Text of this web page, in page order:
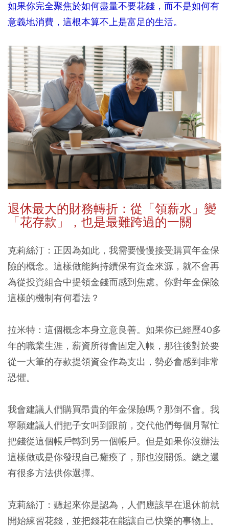
如果你完全聚焦於如何盡量不要花錢，而不是如何有
意義地消費，這根本算不上是富足的生活。
退休最大的財務轉折：從「領薪水」變
「花存款」，也是最難跨過的一關
克莉絲汀：正因為如此，我需要慢慢接受購買年金保
險的概念。這樣做能夠持續保有資金來源，就不會再
為從投資組合中提領金錢而感到焦慮。你對年金保險
這樣的機制有何看法？
拉米特：這個概念本身立意良善。 如果你已經歷40多
年的職業生涯，薪資所得會固定入帳，那往後對於要
從一大筆的存款提領資金作為支出，勢必會感到非常
恐懼。
我會建議人們購買昂貴的年金保險嗎？那倒不會。我
寧願建議人們把子女叫到跟前，交代他們每個月幫忙
把錢從這個帳戶轉到另一個帳戶。但是如果你沒辦法
這樣做或是你發現自己癱瘓了，那也沒關係。總之還
有很多方法供你選擇。
克莉絲汀：聽起來你是認為，人們應該早在退休前就
開始練習花錢，並把錢花在能讓自己快樂的事物上。